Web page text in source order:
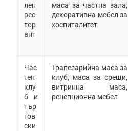
лен
рес
тор
ант
маса за частна зала,
декоративна мебел за
хоспиталитет
Час
тен
клу
б и
тър
гов
ски
Трапезарийна маса за
клуб, маса за срещи,
витринна маса,
рецепционна мебел